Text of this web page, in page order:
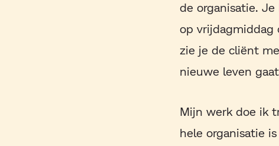
de organisatie.
op vrijdagmiddag
zie je de cliënt
nieuwe leven
Mijn werk doe ik
hele organisatie